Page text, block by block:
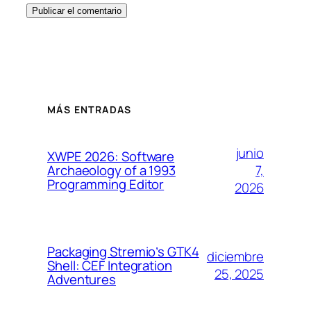
MÁS ENTRADAS
XWPE 2026: Software
Archaeology of a 1993
Programming Editor
junio
7,
2026
Packaging Stremio’s GTK4
Shell: CEF Integration
Adventures
diciembre
25, 2025